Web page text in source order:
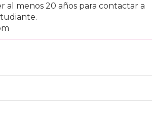
menos 20 años para contactar a